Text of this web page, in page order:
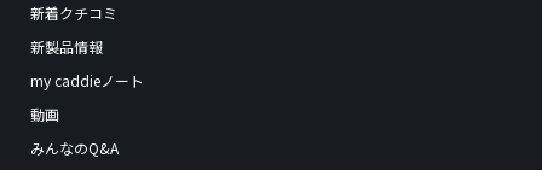
新着クチコミ
新製品情報
my caddieノート
動画
みんなのQ&A